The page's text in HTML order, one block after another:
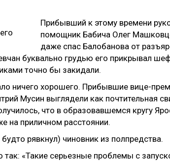
Прибывший к этому времени
помощник Бабича Олег
даже спас Балобанова от
буквально грудью его прикрывал
точно бы закидали.
ничего хорошего. Прибывшие вице-
Мусин выглядели как почтительная
что в образовавшемся кругу
на приличном расстоянии.
рявкнул) чиновник из полпредства.
«Такие серьезные проблемы с